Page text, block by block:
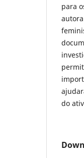
para
do